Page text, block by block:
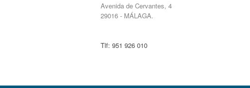
Avenida de Cervantes, 4
29016 - MÁLAGA.
Tlf: 951 926 010